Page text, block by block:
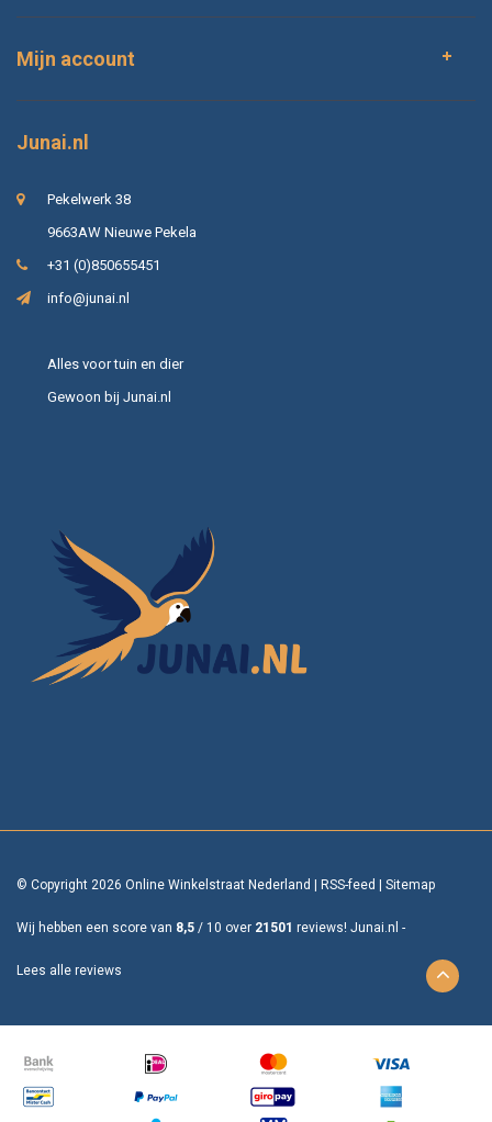
Mijn account
Junai.nl
Pekelwerk 38
9663AW Nieuwe Pekela
+31 (0)850655451
info@junai.nl
Alles voor tuin en dier
Gewoon bij Junai.nl
© Copyright 2026 Online Winkelstraat Nederland RSS-feed Sitemap
Wij hebben een score van 8,5 / 10 over 21501 reviews! Junai.nl -
Lees alle reviews